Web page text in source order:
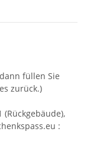
füllen Sie
zurück.)
: